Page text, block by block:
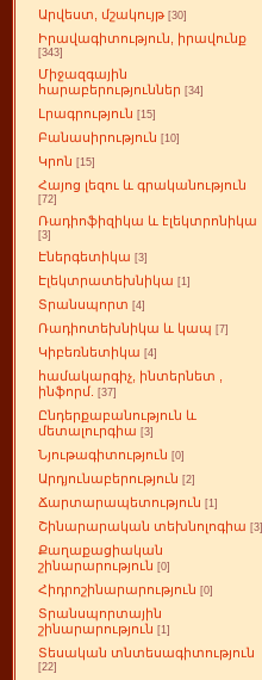
Արվեստ, մշակույթ [30]
Իրավագիտություն, իրավունք
[343]
Միջազգային
հարաբերություններ [34]
Լրագրություն [15]
Բանասիրություն [10]
Կրոն [15]
Հայոց լեզու և գրականություն
[72]
Ռադիոֆիզիկա և էլեկտրոնիկա
[3]
Էներգետիկա [3]
Էլեկտրատեխնիկա [1]
Տրանսպորտ [4]
Ռադիոտեխնիկա և կապ [7]
Կիբեռնետիկա [4]
համակարգիչ, ինտերնետ ,
ինֆորմ.
[37]
Ընդերքաբանություն և
մետալուրգիա [3]
Նյութագիտություն [0]
Արդյունաբերություն [2]
Ճարտարապետություն [1]
Շինարարական տեխնոլոգիա [3]
Քաղաքացիական
շինարարություն [0]
Հիդրոշինարարություն [0]
Տրանսպորտային
շինարարություն [1]
Տեսական տնտեսագիտություն
[22]